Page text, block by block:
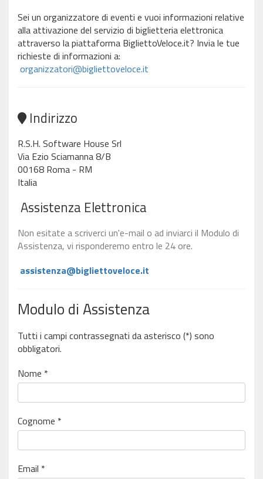
Sei un organizzatore di eventi e vuoi informazioni relative
alla attivazione del servizio di biglietteria elettronica
attraverso la piattaforma BigliettoVeloce.it? Invia le tue
richieste di informazioni a:
organizzatori@bigliettoveloce.it
Indirizzo
R.S.H. Software House Srl
Via Ezio Sciamanna 8/B
00168 Roma - RM
Italia
Assistenza Elettronica
Non esitate a scriverci un'e-mail o ad inviarci il Modulo di
Assistenza, vi risponderemo entro le 24 ore.
assistenza@bigliettoveloce.it
Modulo di Assistenza
Tutti i campi contrassegnati da asterisco (*) sono
obbligatori.
Nome *
Cognome *
Email *